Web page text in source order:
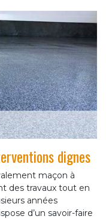
dignes
maçon à
des travaux tout en
années
d’un savoir-faire